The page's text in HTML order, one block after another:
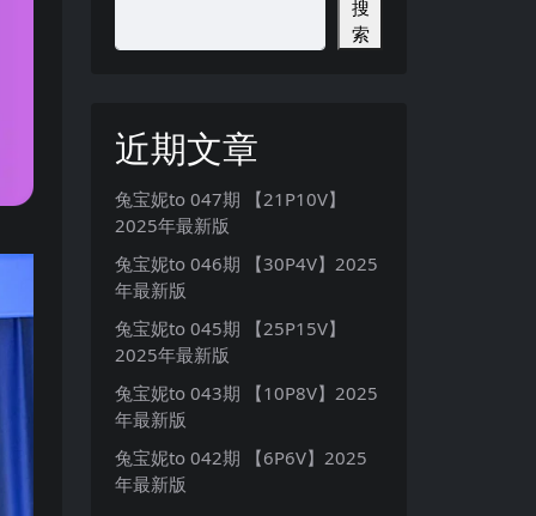
搜
索
近期文章
兔宝妮to 047期 【21P10V】
2025年最新版
兔宝妮to 046期 【30P4V】2025
年最新版
兔宝妮to 045期 【25P15V】
2025年最新版
兔宝妮to 043期 【10P8V】2025
年最新版
兔宝妮to 042期 【6P6V】2025
年最新版